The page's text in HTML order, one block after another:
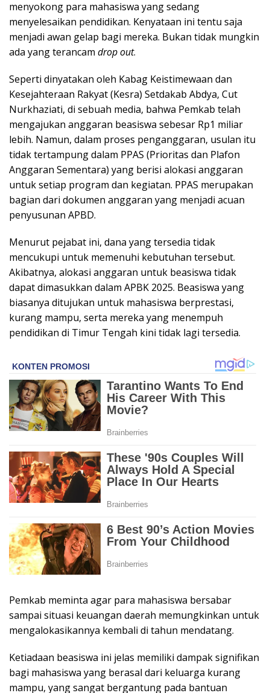
menyokong para mahasiswa yang sedang
menyelesaikan pendidikan. Kenyataan ini tentu saja
menjadi awan gelap bagi mereka. Bukan tidak mungkin
ada yang terancam drop out.
Seperti dinyatakan oleh Kabag Keistimewaan dan
Kesejahteraan Rakyat (Kesra) Setdakab Abdya, Cut
Nurkhaziati, di sebuah media, bahwa Pemkab telah
mengajukan anggaran beasiswa sebesar Rp1 miliar
lebih. Namun, dalam proses penganggaran, usulan itu
tidak tertampung dalam PPAS (Prioritas dan Plafon
Anggaran Sementara) yang berisi alokasi anggaran
untuk setiap program dan kegiatan. PPAS merupakan
bagian dari dokumen anggaran yang menjadi acuan
penyusunan APBD.
Menurut pejabat ini, dana yang tersedia tidak
mencukupi untuk memenuhi kebutuhan tersebut.
Akibatnya, alokasi anggaran untuk beasiswa tidak
dapat dimasukkan dalam APBK 2025. Beasiswa yang
biasanya ditujukan untuk mahasiswa berprestasi,
kurang mampu, serta mereka yang menempuh
pendidikan di Timur Tengah kini tidak lagi tersedia.
Pemkab meminta agar para mahasiswa bersabar
sampai situasi keuangan daerah memungkinkan untuk
mengalokasikannya kembali di tahun mendatang.
Ketiadaan beasiswa ini jelas memiliki dampak signifikan
bagi mahasiswa yang berasal dari keluarga kurang
mampu, yang sangat bergantung pada bantuan